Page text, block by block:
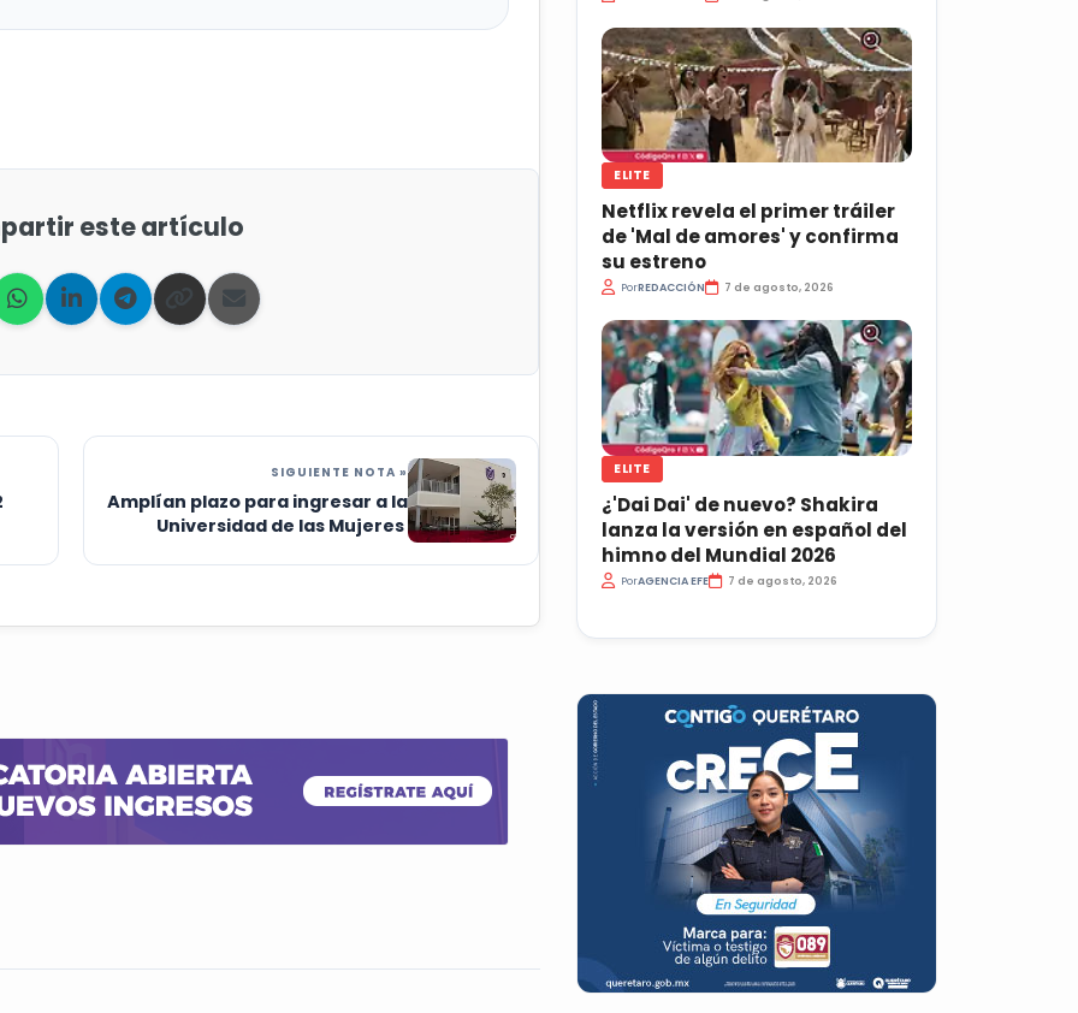
este artículo
SIGUIENTE NOTA »
Amplían plazo para ingresar a la
Universidad de las Mujeres
ELITE
Netflix revela el primer tráiler
de 'Mal de amores' y confirma
su estreno
PorREDACCIÓN 7 de agosto, 2026
ELITE
¿'Dai Dai' de nuevo? Shakira
lanza la versión en español del
himno del Mundial 2026
PorAGENCIA EFE 7 de agosto, 2026